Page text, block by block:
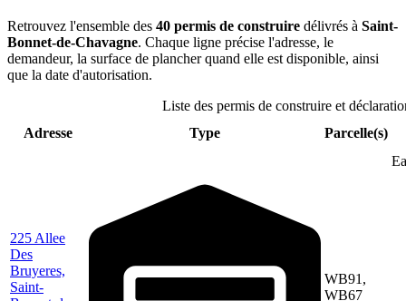
Retrouvez l'ensemble des 40 permis de construire délivrés à Saint-
Bonnet-de-Chavagne. Chaque ligne précise l'adresse, le
demandeur, la surface de plancher quand elle est disponible, ainsi
que la date d'autorisation.
Liste des permis de construire et
Adresse
Type Parcelle(s)
225 Allee
Des
Bruyeres,
Saint-
WB91,
WB67